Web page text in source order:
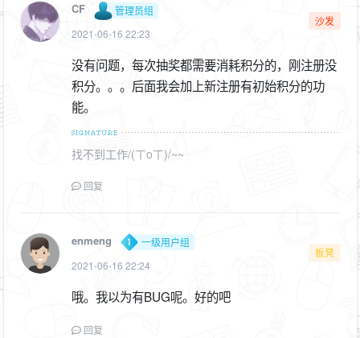
CF
管理员组
2021-06-16 22:23
沙发
没有问题，每次抽奖都需要消耗积分的，刚注册没
积分。。。后面我会加上新注册有初始积分的功
能。
找不到工作/(ㄒoㄒ)/~~
回复
enmeng
一级用户组
2021-06-16 22:24
板凳
哦。我以为有BUG呢。好的吧
回复